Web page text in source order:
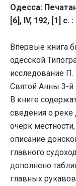
Одесса:
[6], IV, 192, [1]
Впервые книга
одесской
исследование
Святой Анны 3-й
В книге
сведения о реке
очерк
описание
главного
дополнено
главных